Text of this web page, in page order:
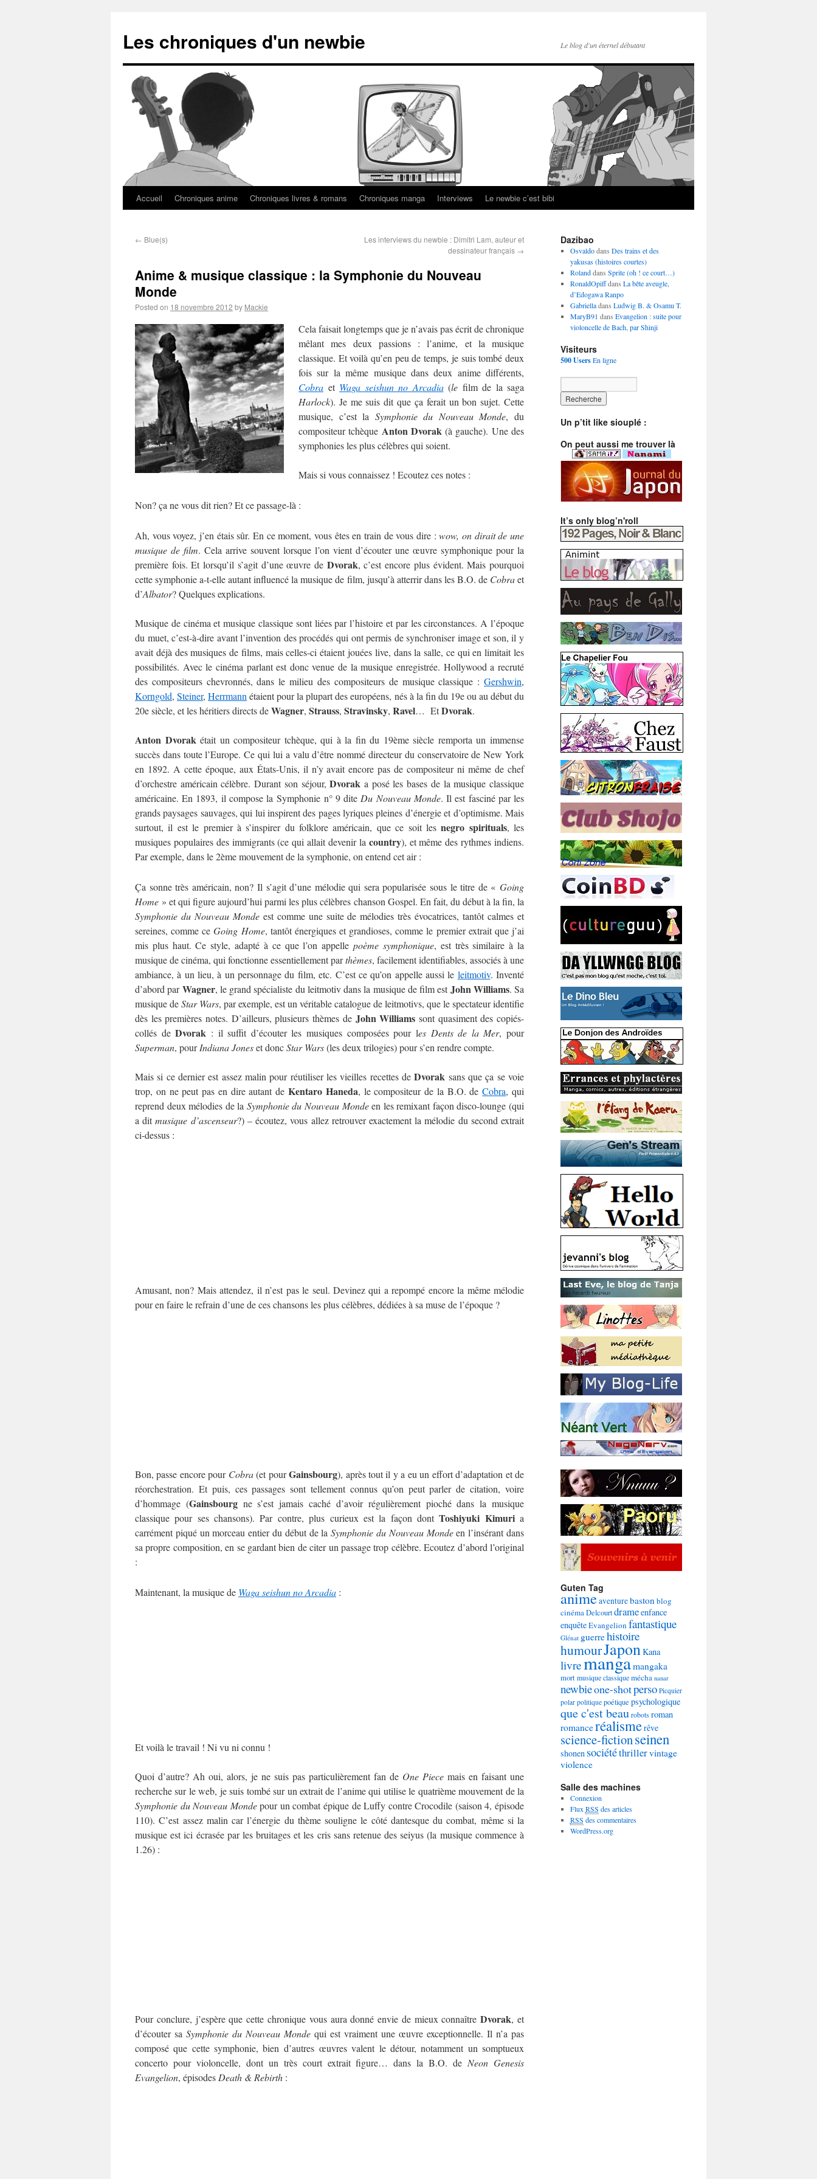
Les chroniques d'un newbie Le blog d'un éternel débutant
Accueil Chroniques anime Chroniques livres & romans Chroniques manga Interviews Le newbie c’est bibi
← Blue(s)
Les interviews du newbie : Dimitri Lam, auteur et
dessinateur français →
Anime & musique classique : la Symphonie du Nouveau
Monde
Posted on 18 novembre 2012 by Mackie
Cela faisait longtemps que je n’avais pas écrit de chronique
mêlant mes deux passions : l’anime, et la musique
classique. Et voilà qu’en peu de temps, je suis tombé deux
fois sur la même musique dans deux anime différents,
Cobra et Waga seishun no Arcadia(le film de la saga
Harlock). Je me suis dit que ça ferait un bon sujet. Cette
musique, c’est la Symphonie du Nouveau Monde, du
compositeur tchèque Anton Dvorak(à gauche). Une des
symphonies les plus célèbres qui soient.
Mais si vous connaissez ! Ecoutez ces notes :
Non? ça ne vous dit rien? Et ce passage-là :
Ah, vous voyez, j’en étais sûr. En ce moment, vous êtes en train de vous dire :wow, on dirait de une
musique de film. Cela arrive souvent lorsque l’on vient d’écouter une œuvre symphonique pour la
première fois. Et lorsqu’il s’agit d’une œuvre de Dvorak, c’est encore plus évident. Mais pourquoi
cette symphonie a-t-elle autant influencé la musique de film, jusqu’à atterrir dans les B.O. de Cobraet
d’Albator? Quelques explications.
Musique de cinéma et musique classique sont liées par l’histoire et par les circonstances. A l’époque
du muet, c’est-à-dire avant l’invention des procédés qui ont permis de synchroniser image et son, il y
avait déjà des musiques de films, mais celles-ci étaient jouées live, dans la salle, ce qui en limitait les
possibilités. Avec le cinéma parlant est donc venue de la musique enregistrée. Hollywood a recruté
des compositeurs chevronnés, dans le milieu des compositeurs de musique classique : Gershwin,
Korngold,Steiner,Herrmann étaient pour la plupart des européens, nés à la fin du 19e ou au début du
20e siècle, et les héritiers directs deWagner, Strauss, Stravinsky, Ravel… EtDvorak.
Anton Dvorak était un compositeur tchèque, qui à la fin du 19ème siècle remporta un immense
succès dans toute l’Europe. Ce qui lui a valu d’être nommé directeur du conservatoire de New York
en 1892. A cette époque, aux États-Unis, il n’y avait encore pas de compositeur ni même de chef
d’orchestre américain célèbre. Durant son séjour,Dvorak a posé les bases de la musique classique
américaine. En 1893, il compose la Symphonie n° 9 dite Du Nouveau Monde. Il est fasciné par les
grands paysages sauvages, qui lui inspirent des pages lyriques pleines d’énergie et d’optimisme. Mais
surtout, il est le premier à s’inspirer du folklore américain, que ce soit lesnegro spirituals, les
musiques populaires des immigrants (ce qui allait devenir la country), et même des rythmes indiens.
Par exemple, dans le 2ème mouvement de la symphonie, on entend cet air :
Ça sonne très américain, non? Il s’agit d’une mélodie qui sera popularisée sous le titre de « Going
Home » et qui figure aujourd’hui parmi les plus célèbres chanson Gospel. En fait, du début à la fin, la
Symphonie du Nouveau Mondeest comme une suite de mélodies très évocatrices, tantôt calmes et
sereines, comme ceGoing Home, tantôt énergiques et grandioses, comme le premier extrait que j’ai
mis plus haut. Ce style, adapté à ce que l’on appellepoème symphonique, est très similaire à la
musique de cinéma, qui fonctionne essentiellement parthèmes, facilement identifiables, associés à une
ambiance, à un lieu, à un personnage du film, etc. C’est ce qu’on appelle aussi le leitmotiv. Inventé
d’abord parWagner, le grand spécialiste du leitmotiv dans la musique de film estJohn Williams. Sa
musique deStar Wars, par exemple, est un véritable catalogue de leitmotivs, que le spectateur identifie
dès les premières notes. D’ailleurs, plusieurs thèmes de John Williams sont quasiment des copiés-
collés deDvorak : il suffit d’écouter les musiques composées pour les Dents de la Mer, pour
Superman, pourIndiana Joneset doncStar Wars(les deux trilogies) pour s’en rendre compte.
Mais si ce dernier est assez malin pour réutiliser les vieilles recettes deDvorak sans que ça se voie
trop, on ne peut pas en dire autant de Kentaro Haneda, le compositeur de la B.O. deCobra, qui
reprend deux mélodies de la Symphonie du Nouveau Mondeen les remixant façon disco-lounge (qui
a ditmusique d’ascenseur?) – écoutez, vous allez retrouver exactement la mélodie du second extrait
ci-dessus :
Amusant, non? Mais attendez, il n’est pas le seul. Devinez qui a repompé encore la même mélodie
pour en faire le refrain d’une de ces chansons les plus célèbres, dédiées à sa muse de l’époque ?
Bon, passe encore pour Cobra(et pourGainsbourg), après tout il y a eu un effort d’adaptation et de
réorchestration. Et puis, ces passages sont tellement connus qu’on peut parler de citation, voire
d’hommage (Gainsbourgne s’est jamais caché d’avoir régulièrement pioché dans la musique
classique pour ses chansons). Par contre, plus curieux est la façon dontToshiyuki Kimuria
carrément piqué un morceau entier du début de laSymphonie du Nouveau Mondeen l’insérant dans
sa propre composition, en se gardant bien de citer un passage trop célèbre. Ecoutez d’abord l’original
:
Maintenant, la musique de Waga seishun no Arcadia :
Et voilà le travail ! Ni vu ni connu !
Quoi d’autre? Ah oui, alors, je ne suis pas particulièrement fan de One Piece mais en faisant une
recherche sur le web, je suis tombé sur un extrait de l’anime qui utilise le quatrième mouvement de la
Symphonie du Nouveau Mondepour un combat épique de Luffy contre Crocodile (saison 4, épisode
110). C’est assez malin car l’énergie du thème souligne le côté dantesque du combat, même si la
musique est ici écrasée par les bruitages et les cris sans retenue des seiyus (la musique commence à
1.26) :
Pour conclure, j’espère que cette chronique vous aura donné envie de mieux connaîtreDvorak, et
d’écouter sa Symphonie du Nouveau Monde qui est vraiment une œuvre exceptionnelle. Il n’a pas
composé que cette symphonie, bien d’autres œuvres valent le détour, notamment un somptueux
concerto pour violoncelle, dont un très court extrait figure… dans la B.O. de Neon Genesis
Evangelion, épisodes Death & Rebirth :
Dazibao
Osvaldodans Des trains et des
yakusas (histoires courtes)
Rolanddans Sprite (oh ! ce court…)
RonaldOpiffdans La bête aveugle,
d’Edogawa Ranpo
Gabrielladans Ludwig B. & Osamu T.
MaryB91 dans Evangelion : suite pour
violoncelle de Bach, par Shinji
Visiteurs
500 UsersEn ligne
Un p’tit like siouplé :
On peut aussi me trouver là
It’s only blog’n'roll
Guten Tag
animeaventurebaston blog
cinémaDelcourtdrameenfance
enquêteEvangelion fantastique
Glénat guerrehistoire
humourJapon Kana
livremangamangaka
mortmusique classiquemécha nanar
newbieone-shotperso Picquier
polar politique poétique psychologique
que c'est beaurobotsroman
romanceréalismerêve
science-fictionseinen
shonen sociététhrillervintage
violence
Salle des machines
Connexion
Flux RSS des articles
RSS des commentaires
WordPress.org